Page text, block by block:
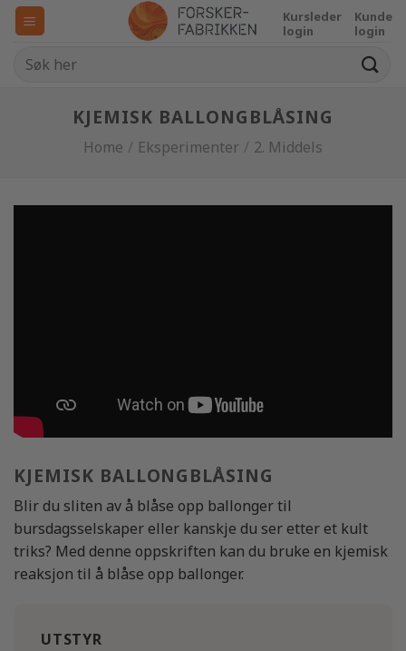
Skip
content
Kursleder
login
Kunde
login
KJEMISK BALLONGBLÅSING
Home / Eksperimenter / 2. Middels
KJEMISK BALLONGBLÅSING
Blir du sliten av å blåse opp ballonger til
bursdagsselskaper eller kanskje du ser etter et kult
triks? Med denne oppskriften kan du bruke en kjemisk
reaksjon til å blåse opp ballonger.
UTSTYR